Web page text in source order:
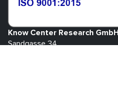
Know Center Research GmbH
Sandgasse 34